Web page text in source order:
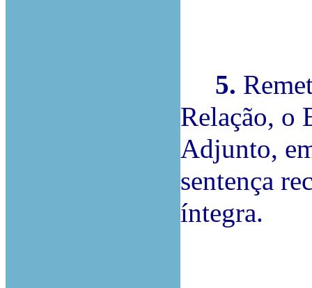
5.
Relação, o
Adjunto,
sentença
íntegra.